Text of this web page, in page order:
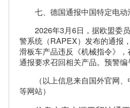
七、德国通报中国特定电
2026年3月6日，据欧盟委
警系统（RAPEX）发布的通报
滑板车产品违反《机械指令》
通报要求召回相关产品。预警编
（以上信息来自国外官网
等网站）